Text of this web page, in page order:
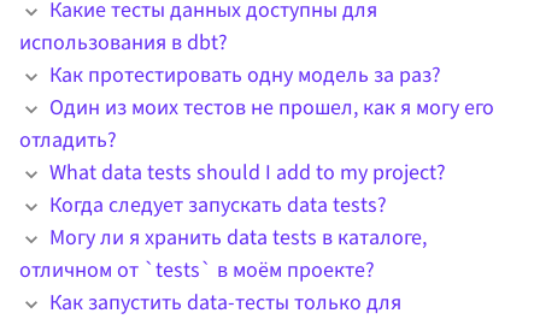
Какие тесты данных доступны для
использования в dbt?
Как протестировать одну модель за раз?
Один из моих тестов не прошел, как я могу его
отладить?
What data tests should I add to my project?
Когда следует запускать data tests?
Могу ли я хранить data tests в каталоге,
отличном от `tests` в моём проекте?
Как запустить data-тесты только для